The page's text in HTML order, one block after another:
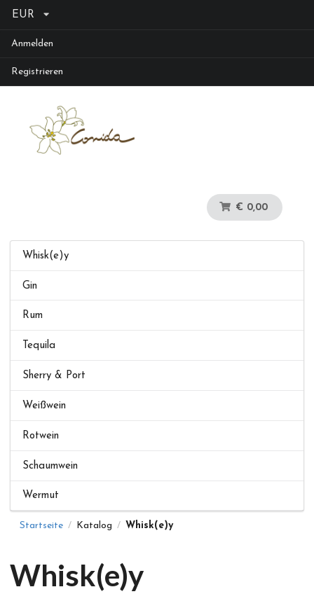
EUR
Anmelden
Registrieren
€ 0,00
Whisk(e)y
Gin
Rum
Tequila
Sherry & Port
Weißwein
Rotwein
Schaumwein
Wermut
Startseite / Katalog / Whisk(e)y
Whisk(e)y